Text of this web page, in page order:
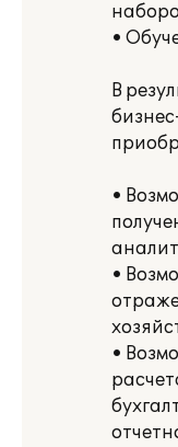
•
В
•
•
•